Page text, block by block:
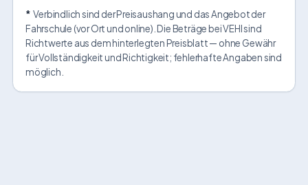
* Verbindlich sind der Preisaushang und das Angebot der
Fahrschule (vor Ort und online). Die Beträge bei VEHI sind
Richtwerte aus dem hinterlegten Preisblatt — ohne Gewähr
für Vollständigkeit und Richtigkeit; fehlerhafte Angaben sind
möglich.